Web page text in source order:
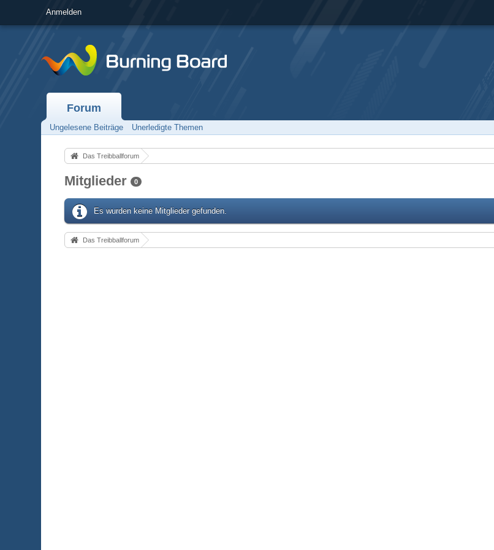
Anmelden
Forum
Ungelesene Beiträge Unerledigte Themen
Das Treibballforum
Mitglieder 0
Es wurden keine Mitglieder gefunden.
Das Treibballforum